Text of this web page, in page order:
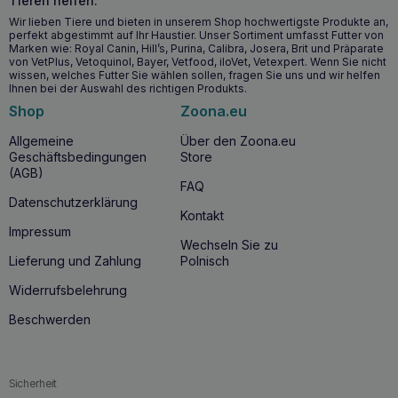
Unterstützung eines gesunden Wachstums: Lamm-
und Kalbfleisch liefern hochwertiges Eiweiß, das für eine
gesunde Entwicklung unerlässlich ist.
Unterstützung der Verdauungsprozesse:Petersilie
reguliert die Verdauung und unterstützt die Gesundheit
Energieversorgung:
Die Süßkartoffel liefert leicht
verdauliche Kohlenhydrate, die eine aktive Entwicklung
unterstützen.
Stärkung des Immunsystems:
Antioxidantien und wertvollen Nährstoffen, unterstützen
das Immunsystem.
Ab wann ist es sinnvoll, BALTICA Puppy
Nassfutter Lamm mit Kalbfleisch 400g zu
verwenden?
Es wird empfohlen,
Welpen aller Rassen, die eine ausgewogene Ernährung
Wir lieben Tiere und bieten in unserem Shop hochwertigste Produkte an,
perfekt abgestimmt auf Ihr Haustier. Unser Sortiment umfasst Futter von
Marken wie: Royal Canin, Hill’s, Purina, Calibra, Josera, Brit und Präparate
von VetPlus, Vetoquinol, Bayer, Vetfood, iloVet, Vetexpert. Wenn Sie nicht
wissen, welches Futter Sie wählen sollen, fragen Sie uns und wir helfen
Ihnen bei der Auswahl des richtigen Produkts.
Shop
Allgemeine
Geschäftsbedingungen
(AGB)
Datenschutzerklärung
Impressum
Lieferung und Zahlung
Widerrufsbelehrung
Beschwerden
Zoona.eu
Über den Zoona.eu
Store
FAQ
Kontakt
Wechseln Sie zu
Polnisch
Sicherheit